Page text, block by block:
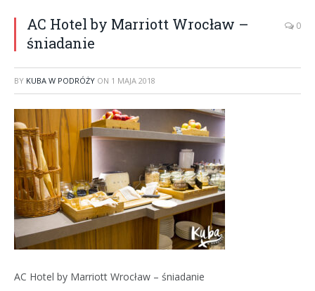
AC Hotel by Marriott Wrocław –
śniadanie
0
BY KUBA W PODRÓŻY ON 1 MAJA 2018
AC Hotel by Marriott Wrocław – śniadanie